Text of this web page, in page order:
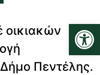
οικιακών
Πεντέλης.